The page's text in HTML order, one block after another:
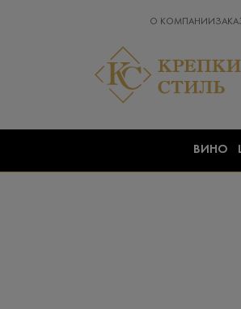
О КОМПАНИИ
ВИНО